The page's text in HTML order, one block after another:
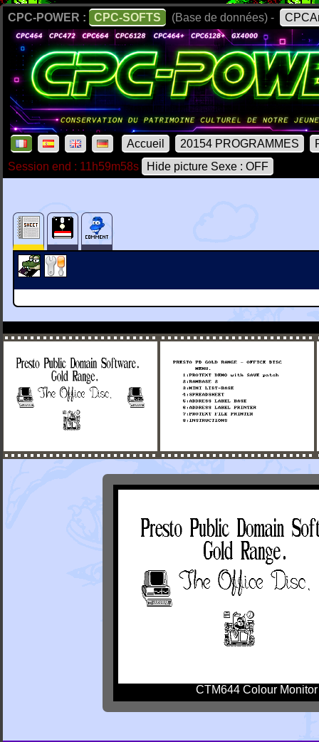
CPC-POWER : CPC-SOFTS (Base de données) -
Accueil 20154 PROGRAMMES
Session end : 11h59m58s
Hide picture Sexe : OFF
CTM644 Colour Monitor